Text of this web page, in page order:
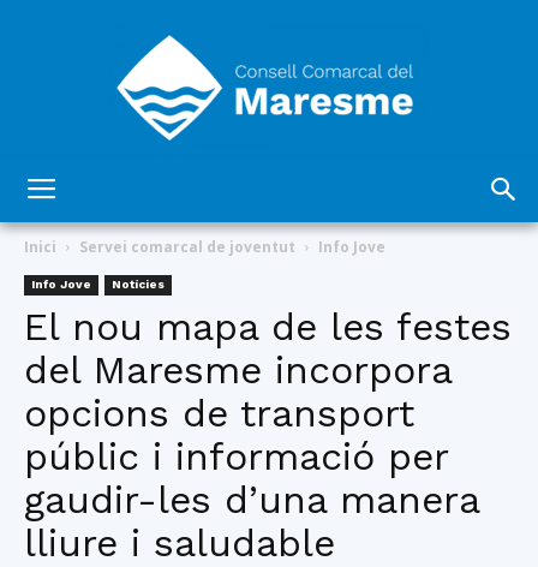
Comarcal
del
Maresme
Inici Servei comarcal de joventut Info Jove
Info Jove Notícies
El nou mapa de les festes
del Maresme incorpora
opcions de transport
públic i informació per
gaudir-les d’una manera
lliure i saludable